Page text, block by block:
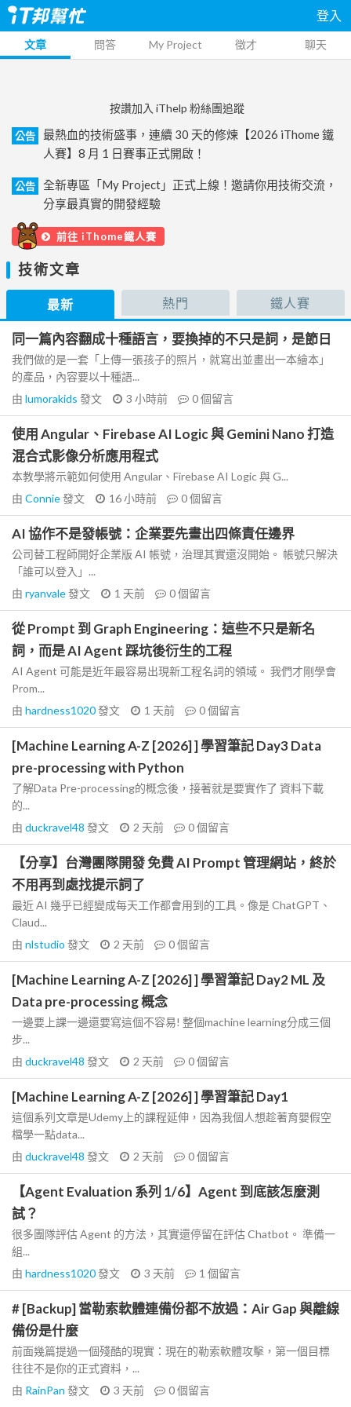
登入
文章 問答 My Project 徵才 聊天
按讚加入 iThelp 粉絲團追蹤
公告
最熱血的技術盛事，連續 30 天的修煉【2026 iThome 鐵
人賽】8 月 1 日賽事正式開啟！
公告
全新專區「My Project」正式上線！邀請你用技術交流，
分享最真實的開發經驗
前往 iThome鐵人賽
技術文章
最新 熱門 鐵人賽
同一篇內容翻成十種語言，要換掉的不只是詞，是節日
我們做的是一套「上傳一張孩子的照片，就寫出並畫出一本繪本」
的產品，內容要以十種語...
由 lumorakids 發文 3 小時前 0個留言
使用 Angular、Firebase AI Logic 與 Gemini Nano 打造
混合式影像分析應用程式
本教學將示範如何使用 Angular、Firebase AI Logic 與 G...
由 Connie發文 16 小時前 0個留言
AI 協作不是發帳號：企業要先畫出四條責任邊界
公司替工程師開好企業版 AI 帳號，治理其實還沒開始。 帳號只解決
「誰可以登入」...
由 ryanvale發文 1 天前 0個留言
從 Prompt 到 Graph Engineering：這些不只是新名
詞，而是 AI Agent 踩坑後衍生的工程
AI Agent 可能是近年最容易出現新工程名詞的領域。 我們才剛學會
Prom...
由 hardness1020發文 1 天前 0個留言
[Machine Learning A-Z [2026] ] 學習筆記 Day3 Data
pre-processing with Python
了解Data Pre-processing的概念後，接著就是要實作了 資料下載
的...
由 duckravel48 發文 2 天前 0個留言
【分享】台灣團隊開發 免費 AI Prompt 管理網站，終於
不用再到處找提示詞了
最近 AI 幾乎已經變成每天工作都會用到的工具。像是 ChatGPT、
Claud...
由 nlstudio 發文 2 天前 0個留言
[Machine Learning A-Z [2026] ] 學習筆記 Day2 ML 及
Data pre-processing 概念
一邊要上課一邊還要寫這個不容易! 整個machine learning分成三個
步...
由 duckravel48 發文 2 天前 0個留言
[Machine Learning A-Z [2026] ] 學習筆記 Day1
這個系列文章是Udemy上的課程延伸，因為我個人想趁著育嬰假空
檔學一點data...
由 duckravel48 發文 2 天前 0個留言
【Agent Evaluation 系列 1/6】Agent 到底該怎麼測
試？
很多團隊評估 Agent 的方法，其實還停留在評估 Chatbot。 準備一
組...
由 hardness1020發文 3 天前 1 個留言
# [Backup] 當勒索軟體連備份都不放過：Air Gap 與離線
備份是什麼
前面幾篇提過一個殘酷的現實：現在的勒索軟體攻擊，第一個目標
往往不是你的正式資料，...
由 RainPan 發文 3 天前 0個留言